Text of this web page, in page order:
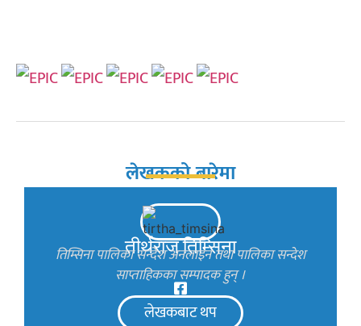
लेखकको बारेमा
तीर्थराज तिम्सिना
तिम्सिना पालिका सन्देश अनलाइन तथा पालिका सन्देश
साप्ताहिकका सम्पादक हुन् ।
लेखकबाट थप